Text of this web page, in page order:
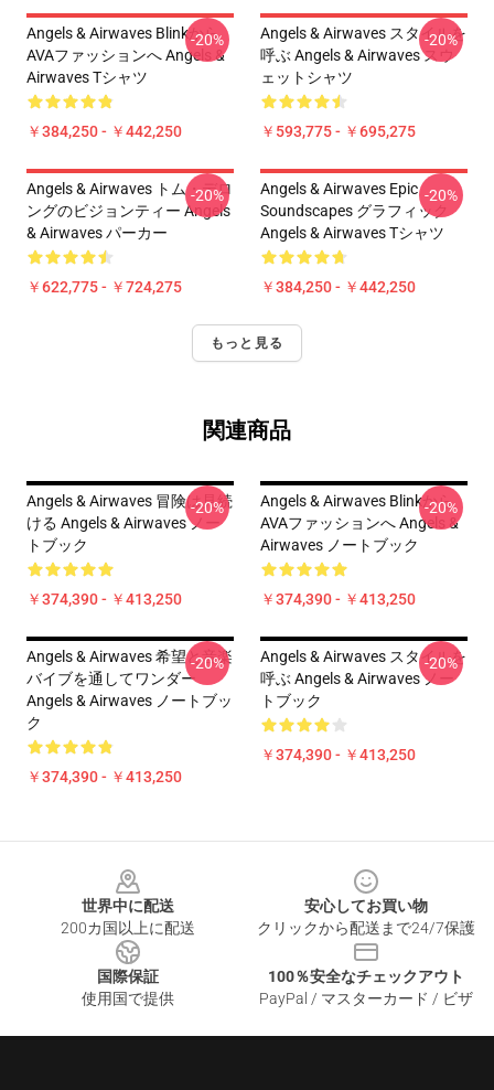
Angels & Airwaves Blinkから
AVAファッションへ Angels &
Airwaves Tシャツ
￥384,250 - ￥442,250
-20%
Angels & Airwaves スタイルを
呼ぶ Angels & Airwaves スウ
ェットシャツ
￥593,775 - ￥695,275
-20%
Angels & Airwaves トム・デロ
ングのビジョンティー Angels
& Airwaves パーカー
￥622,775 - ￥724,275
-20%
Angels & Airwaves Epic
Soundscapes グラフィック
Angels & Airwaves Tシャツ
￥384,250 - ￥442,250
-20%
もっと見る
関連商品
Angels & Airwaves 冒険は見続
ける Angels & Airwaves ノー
トブック
￥374,390 - ￥413,250
-20%
Angels & Airwaves Blinkから
AVAファッションへ Angels &
Airwaves ノートブック
￥374,390 - ￥413,250
-20%
Angels & Airwaves 希望と音楽
バイブを通してワンダー
Angels & Airwaves ノートブッ
ク
￥374,390 - ￥413,250
-20%
Angels & Airwaves スタイルを
呼ぶ Angels & Airwaves ノー
トブック
￥374,390 - ￥413,250
-20%
世界中に配送
200カ国以上に配送
安心してお買い物
クリックから配送まで24/7保護
国際保証
使用国で提供
100％安全なチェックアウト
PayPal / マスターカード / ビザ